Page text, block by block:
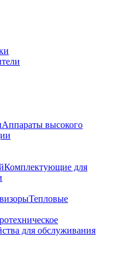
Аппараты высокого
Комплектующие для
Тепловые
для обслуживания